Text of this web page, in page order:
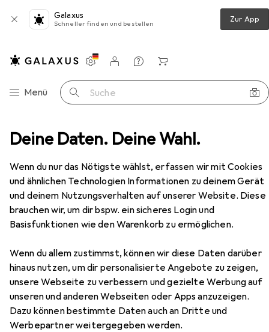
Deine Daten. Deine Wahl.
Wenn du nur das Nötigste wählst, erfassen wir mit Cookies
und ähnlichen Technologien Informationen zu deinem Gerät
und deinem Nutzungsverhalten auf unserer Website. Diese
brauchen wir, um dir bspw. ein sicheres Login und
Basisfunktionen wie den Warenkorb zu ermöglichen.
Wenn du allem zustimmst, können wir diese Daten darüber
hinaus nutzen, um dir personalisierte Angebote zu zeigen,
unsere Webseite zu verbessern und gezielte Werbung auf
unseren und anderen Webseiten oder Apps anzuzeigen.
Dazu können bestimmte Daten auch an Dritte und
Werbepartner weitergegeben werden.
Galaxus
Schneller finden und bestellen Zur App
Navigation nach Kategorien
Menü Suche
Einstellungen
Kundenkonto
Vergleichslisten
Merklisten
Warenkorb
Notebooks + PCs PC One Ultra IR01
EUR
1139,98
OneUltra IR01
Zubehör für One Ultra IR01